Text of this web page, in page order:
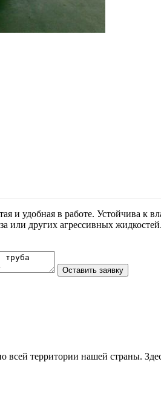
и удобная в работе. Устойчива к
или других агрессивных жидкостей.
всей территории нашей страны.